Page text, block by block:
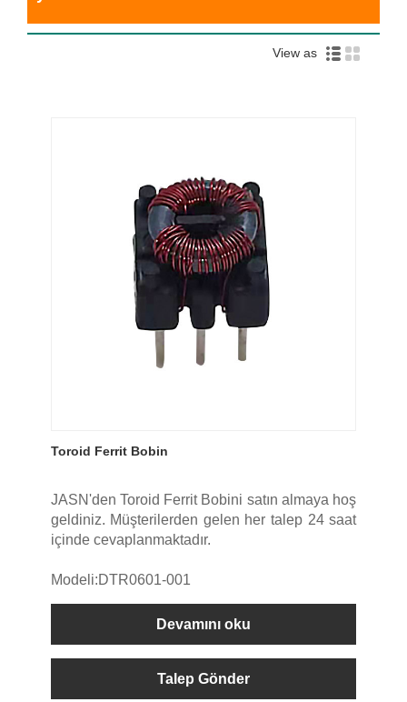
View as
Toroid Ferrit Bobin
JASN'den Toroid Ferrit Bobini satın almaya hoş
geldiniz. Müşterilerden gelen her talep 24 saat
içinde cevaplanmaktadır.
Modeli:DTR0601-001
Devamını oku
Talep Gönder